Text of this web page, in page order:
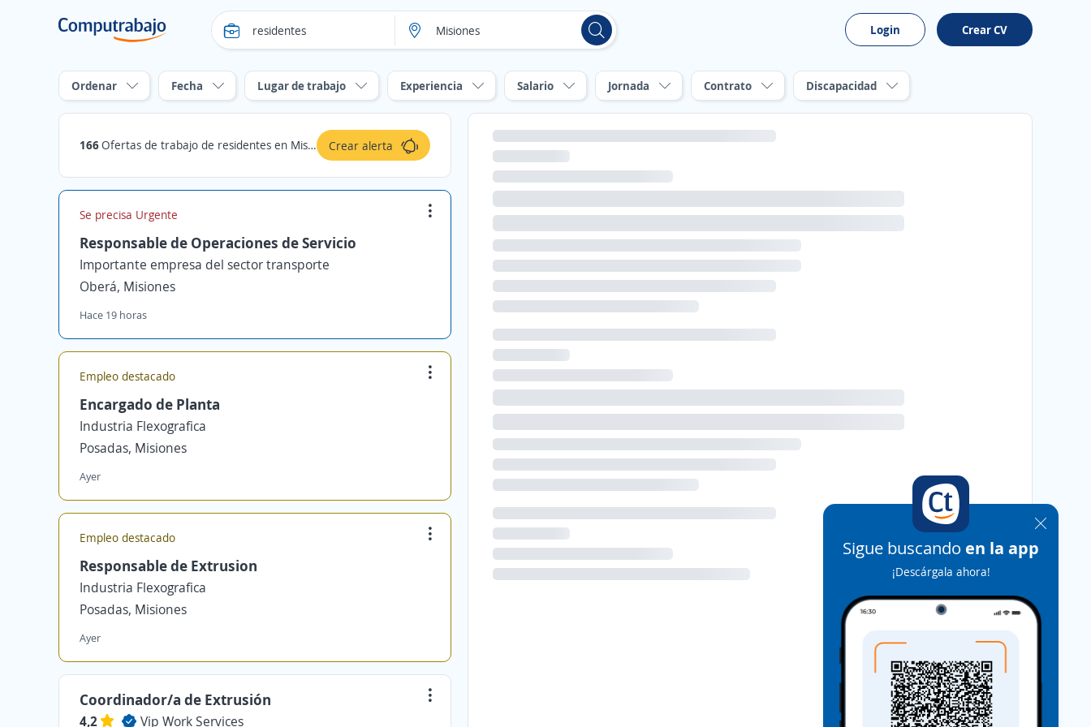
Login Crear CV
Ordenar Fecha Lugar de trabajo Experiencia Salario Jornada Contrato Discapacidad
166Ofertas de trabajo de residentes en Misiones Crear alerta
Se precisa Urgente
Responsable de Operaciones de Servicio
Importante empresa del sector transporte
Oberá, Misiones
Hace 19 horas
Empleo destacado
Encargado de Planta
Industria Flexografica
Posadas, Misiones
Ayer
Empleo destacado
Responsable de Extrusion
Industria Flexografica
Posadas, Misiones
Ayer
Coordinador/a de Extrusión
4,2 Vip Work Services
Sigue buscando en la app
¡Descárgala ahora!